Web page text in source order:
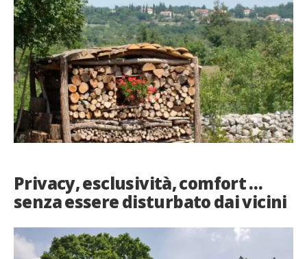
Privacy, esclusività, comfort …
senza essere disturbato dai vicini